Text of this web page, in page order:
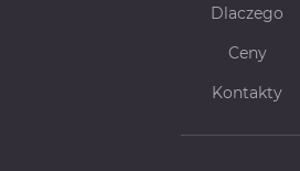
Dlaczego
Ceny
Kontakty